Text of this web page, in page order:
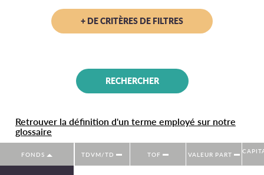
+ DE CRITÈRES DE FILTRES
Retrouver la définition d'un terme employé sur notre
glossaire
FONDS TDVM/TD TOF VALEUR PART